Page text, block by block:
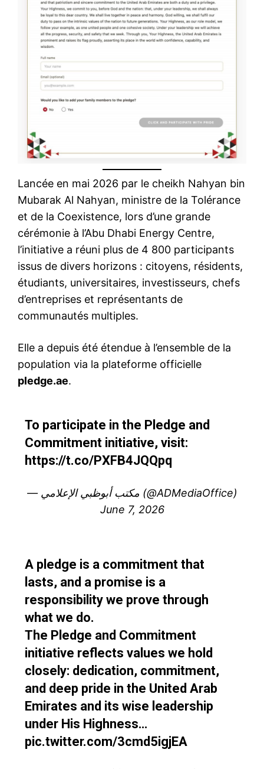
Lancée en mai 2026 par le cheikh Nahyan bin
Mubarak Al Nahyan, ministre de la Tolérance
et de la Coexistence, lors d’une grande
cérémonie à l’Abu Dhabi Energy Centre,
l’initiative a réuni plus de 4 800 participants
issus de divers horizons : citoyens, résidents,
étudiants, universitaires, investisseurs, chefs
d’entreprises et représentants de
communautés multiples.
Elle a depuis été étendue à l’ensemble de la
population via la plateforme officielle
pledge.ae.
To participate in the Pledge and
Commitment initiative, visit:
https://t.co/PXFB4JQQpq
— مكتب أبوظبي الإعلامي (@ADMediaOffice)
June 7, 2026
A pledge is a commitment that
lasts, and a promise is a
responsibility we prove through
what we do.
The Pledge and Commitment
initiative reflects values we hold
closely: dedication, commitment,
and deep pride in the United Arab
Emirates and its wise leadership
under His Highness…
pic.twitter.com/3cmd5igjEA